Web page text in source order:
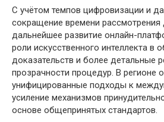
С учётом темпов цифровизации и
сокращение времени
дальнейшее развитие онлайн-
роли искусственного интеллекта в
доказательств и более детальные
прозрачности процедур. В регионе
унифицированные подходы к
усиление механизмов
основе общепринятых стандартов.